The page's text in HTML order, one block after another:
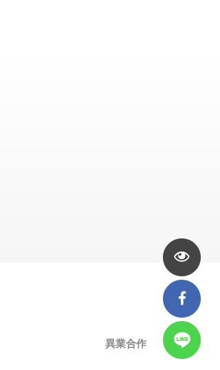
異業合作